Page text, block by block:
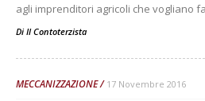
agli imprenditori agricoli che vogliano
Di Il Contoterzista
MECCANIZZAZIONE 17 Novembre 2016